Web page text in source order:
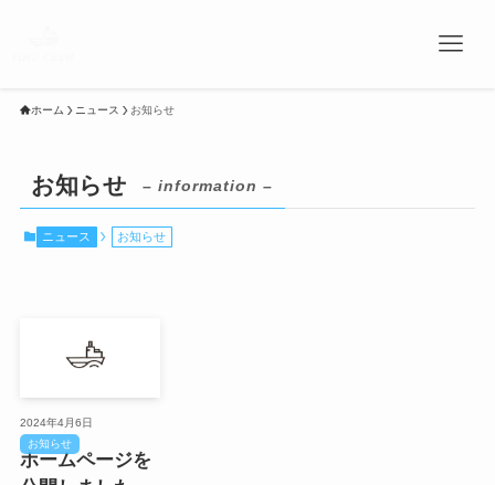
ホーム ニュース お知らせ
お知らせ – information –
ニュース お知らせ
ホームページを
2024年4月6日
お知らせ